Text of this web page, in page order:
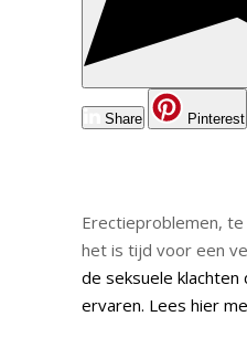
Share Pinterest
Erectieproblemen,
het is tijd voor een
de seksuele klachten
ervaren. Lees hier